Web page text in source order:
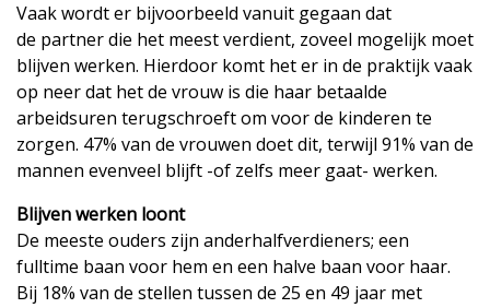
Vaak wordt er bijvoorbeeld vanuit gegaan dat
de partner die het meest verdient, zoveel mogelijk moet
blijven werken. Hierdoor komt het er in de praktijk vaak
op neer dat het de vrouw is die haar betaalde
arbeidsuren terugschroeft om voor de kinderen te
zorgen. 47% van de vrouwen doet dit, terwijl 91% van de
mannen evenveel blijft -of zelfs meer gaat- werken.
Blijven werken loont
De meeste ouders zijn anderhalfverdieners; een
fulltime baan voor hem en een halve baan voor haar.
Bij 18% van de stellen tussen de 25 en 49 jaar met